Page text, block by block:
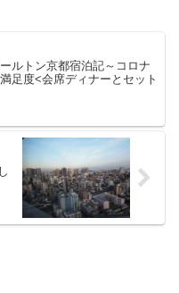
ルトン京都宿泊記～コロナ
足度<会席ディナーとセット